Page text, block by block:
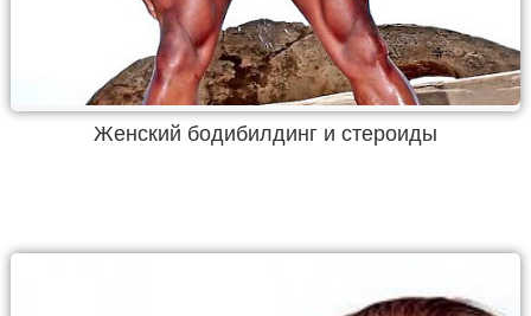
Женский бодибилдинг и стероиды